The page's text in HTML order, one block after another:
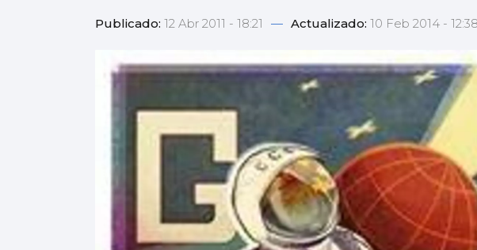
Publicado: 12 Abr 2011 - 18:21 — Actualizado: 10 Feb 2014 - 12:38